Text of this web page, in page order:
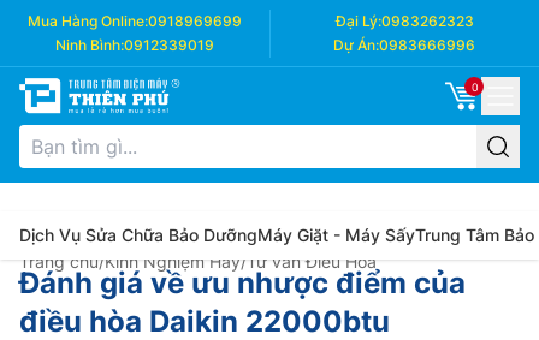
Mua Hàng Online:0918969699 Đại Lý:0983262323
Ninh Bình:0912339019 Dự Án:0983666996
0
Dịch Vụ Sửa Chữa Bảo DưỡngMáy Giặt - Máy SấyTrung Tâm Bảo
Trang chủ/Kinh Nghiệm Hay/Tư vấn Điều Hòa
Đánh giá về ưu nhược điểm của
điều hòa Daikin 22000btu